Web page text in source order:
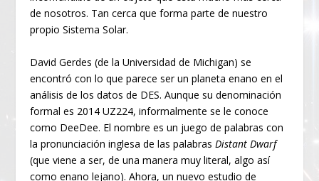
de nosotros. Tan cerca que forma parte de nuestro
propio Sistema Solar.
David Gerdes (de la Universidad de Michigan) se
encontró con lo que parece ser un planeta enano en el
análisis de los datos de DES. Aunque su denominación
formal es 2014 UZ224, informalmente se le conoce
como DeeDee. El nombre es un juego de palabras con
la pronunciación inglesa de las palabras Distant Dwarf
(que viene a ser, de una manera muy literal, algo así
como enano lejano). Ahora, un nuevo estudio de